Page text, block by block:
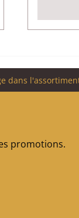
dans
promotions.